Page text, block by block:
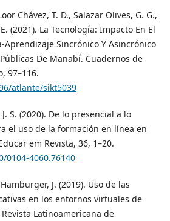
Chávez, T. D., Salazar Olives, G. G.,
(2021). La Tecnología: Impacto En El
Aprendizaje Sincrónico Y Asincrónico
De Manabí. Cuadernos de
97–116.
atlante/sikt5039
S. (2020). De lo presencial a lo
el uso de la formación en línea en
em Revista, 36, 1–20.
0104-4060.76140
J. (2019). Uso de las
en los entornos virtuales de
Latinoamericana de